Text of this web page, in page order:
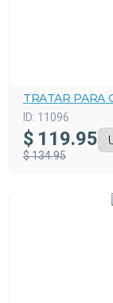
TRATAR PARA
ID: 11096
$ 119.95
$ 134.95